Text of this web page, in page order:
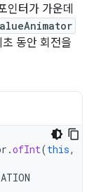
인터가 가운데
동안 회전을
.ofInt(this,